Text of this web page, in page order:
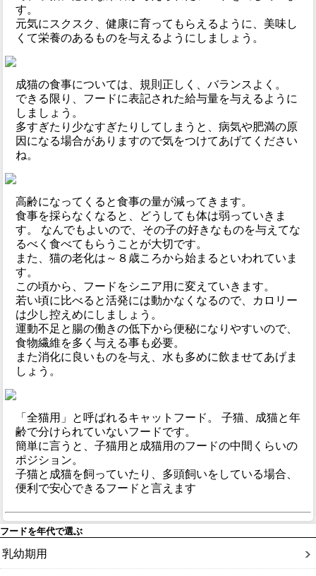
す。
元気にスクスク、健康に育ってもらえるように、美味し
くて栄養のあるものを与えるようにしましょう。
成猫の食事については、規則正しく、バランスよく。
できる限り、フードに表記された給与量を与えるように
しましょう。
多すぎたり少なすぎたりしてしまうと、病気や肥満の原
因になる場合がありますので気をつけてあげてください
ね。
高齢になってくると食事の量が減ってきます。
食事を採らなくなると、どうしても体は弱っていきま
す。 なんでもよいので、その子の好きなものを与えてな
るべく食べてもらうことが大切です。
また、猫の老化は～８歳ころから始まるといわれていま
す。
この頃から、フードをシニア用に変えていきます。
若い頃に比べると活発には動かなくなるので、カロリー
は少し控えめにしましょう。
運動不足と腸の働きの低下から便秘になりやすいので、
食物繊維を多く与える事も必要。
また消化に良いものを与え、水も多めに飲ませてあげま
しょう。
「全猫用」と呼ばれるキャットフード。 子猫、成猫と年
齢で分けられていないフードです。
簡単に言うと、子猫用と成猫用のフードの中間くらいの
ポジション。
子猫と成猫を飼っていたり、多頭飼いをしている場合、
便利で安心できるフードと言えます
フードを年代で選ぶ
乳幼期用